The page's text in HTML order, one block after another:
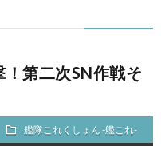
第二次SN作戦そ
艦隊これくしょん -艦これ-